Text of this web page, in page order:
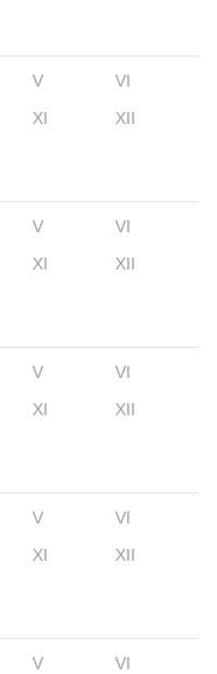
V
VI
XI XII
V
VI
XI XII
V
VI
XI XII
V
VI
XI XII
V
VI